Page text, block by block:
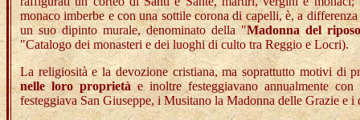
monaco imberbe e con una sottile corona di capelli, è, a
un suo dipinto murale, denominato della "Madonna del riposo
"Catalogo dei monasteri e dei luoghi di culto tra Reggio e Locri).
La religiosità e la devozione cristiana, ma soprattutto motivi di
nelle loro proprietàe inoltre festeggiavano annualmente
festeggiava San Giuseppe, i Musitano la Madonna delle Grazie e